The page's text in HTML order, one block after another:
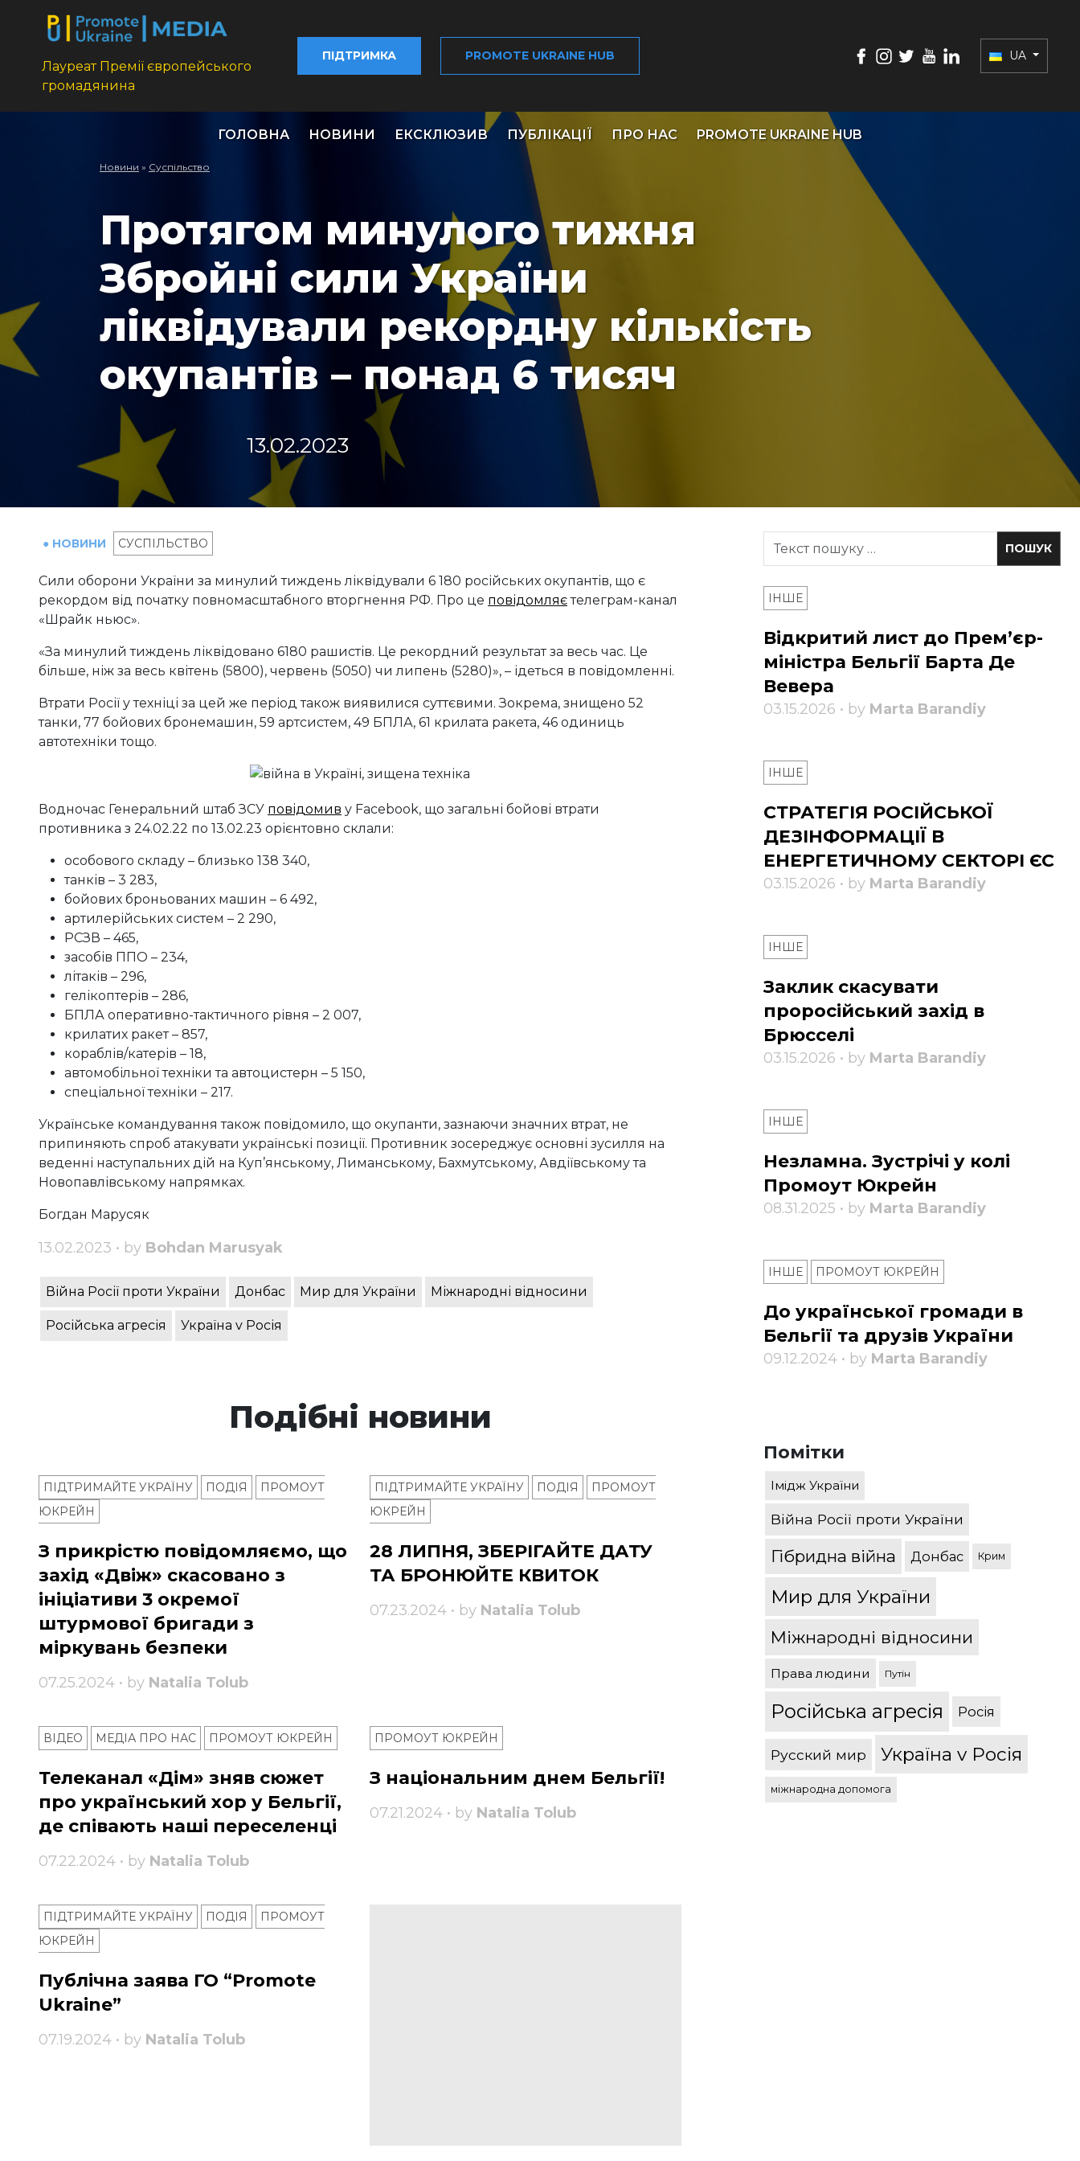
Лауреат Премії європейського
громадянина
ПІДТРИМКА PROMOTE UKRAINE HUB UA
ГОЛОВНА НОВИНИ ЕКСКЛЮЗИВ ПУБЛІКАЦІЇ ПРО НАС PROMOTE UKRAINE HUB
Новини » Суспільство
Протягом минулого тижня
Збройні сили України
ліквідували рекордну кількість
окупантів – понад 6 тисяч
13.02.2023
● НОВИНИ СУСПІЛЬСТВО
Сили оборони України за минулий тиждень ліквідували 6 180 російських окупантів, що є
рекордом від початку повномасштабного вторгнення РФ. Про це повідомляєтелеграм-канал
«Шрайк ньюс».
«За минулий тиждень ліквідовано 6180 рашистів. Це рекордний результат за весь час. Це
більше, ніж за весь квітень (5800), червень (5050) чи липень (5280)», – ідеться в повідомленні.
Втрати Росії у техніці за цей же період також виявилися суттєвими. Зокрема, знищено 52
танки, 77 бойових бронемашин, 59 артсистем, 49 БПЛА, 61 крилата ракета, 46 одиниць
автотехніки тощо.
Водночас Генеральний штаб ЗСУ повідомив у Facebook, що загальні бойові втрати
противника з 24.02.22 по 13.02.23 орієнтовно склали:
особового складу – близько 138 340,
танків – 3 283,
бойових броньованих машин – 6 492,
артилерійських систем – 2 290,
РСЗВ – 465,
засобів ППО – 234,
літаків – 296,
гелікоптерів – 286,
БПЛА оперативно-тактичного рівня – 2 007,
крилатих ракет – 857,
кораблів/катерів – 18,
автомобільної техніки та автоцистерн – 5 150,
спеціальної техніки – 217.
Українське командування також повідомило, що окупанти, зазнаючи значних втрат, не
припиняють спроб атакувати українські позиції. Противник зосереджує основні зусилля на
веденні наступальних дій на Куп’янському, Лиманському, Бахмутському, Авдіївському та
Новопавлівському напрямках.
Богдан Марусяк
13.02.2023 • by Bohdan Marusyak
Війна Росії проти України Донбас Мир для України Міжнародні відносини
Російська агресія Україна v Росія
Подібні новини
ПІДТРИМАЙТЕ УКРАЇНУ ПОДІЯ
ПРОМОУТ
ЮКРЕЙН
З прикрістю повідомляємо, що
захід «Двіж» скасовано з
ініціативи 3 окремої
штурмової бригади з
міркувань безпеки
07.25.2024 • by Natalia Tolub
ПІДТРИМАЙТЕ УКРАЇНУ ПОДІЯ
ПРОМОУТ
ЮКРЕЙН
28 ЛИПНЯ, ЗБЕРІГАЙТЕ ДАТУ
ТА БРОНЮЙТЕ КВИТОК
07.23.2024 • by Natalia Tolub
ВІДЕО МЕДІА ПРО НАС ПРОМОУТ ЮКРЕЙН
Телеканал «Дім» зняв сюжет
про український хор у Бельгії,
де співають наші переселенці
07.22.2024 • by Natalia Tolub
ПРОМОУТ ЮКРЕЙН
З національним днем ​​Бельгії!
07.21.2024 • by Natalia Tolub
ПІДТРИМАЙТЕ УКРАЇНУ ПОДІЯ
ПРОМОУТ
ЮКРЕЙН
Публічна заява ГО “Promote
Ukraine”
07.19.2024 • by Natalia Tolub
ІНШЕ
Відкритий лист до Прем’єр-
міністра Бельгії Барта Де
Вевера
03.15.2026 • by Marta Barandiy
ІНШЕ
СТРАТЕГІЯ РОСІЙСЬКОЇ
ДЕЗІНФОРМАЦІЇ В
ЕНЕРГЕТИЧНОМУ СЕКТОРІ ЄС
03.15.2026 • by Marta Barandiy
ІНШЕ
Заклик скасувати
проросійський захід в
Брюсселі
03.15.2026 • by Marta Barandiy
ІНШЕ
Незламна. Зустрічі у колі
Промоут Юкрейн
08.31.2025 • by Marta Barandiy
ІНШЕ ПРОМОУТ ЮКРЕЙН
До української громади в
Бельгії та друзів України
09.12.2024 • by Marta Barandiy
Помітки
Імідж України
Війна Росії проти України
Гібридна війна Донбас Крим
Мир для України
Міжнародні відносини
Права людини Путін
Російська агресія Росія
Русский мир Україна v Росія
міжнародна допомога